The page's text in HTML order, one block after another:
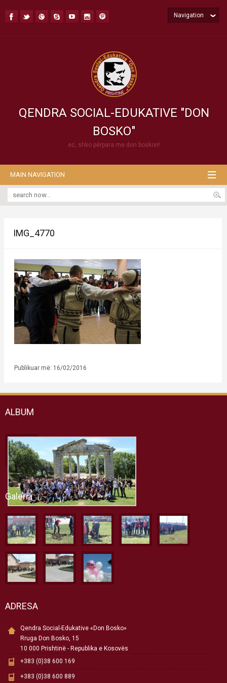
QENDRA SOCIAL-EDUKATIVE "DON
BOSKO"
ec, shko përpara me don boskon!
Navigation
MAIN NAVIGATION
IMG_4770
Publikuar më: 16/02/2016
ALBUM
Galeria
ADRESA
Qendra Social-Edukative «Don Bosko»
Rruga Don Bosko, 15
10 000 Prishtinë - Republika e Kosovës
+383 (0)38 600 169
+383 (0)38 600 889